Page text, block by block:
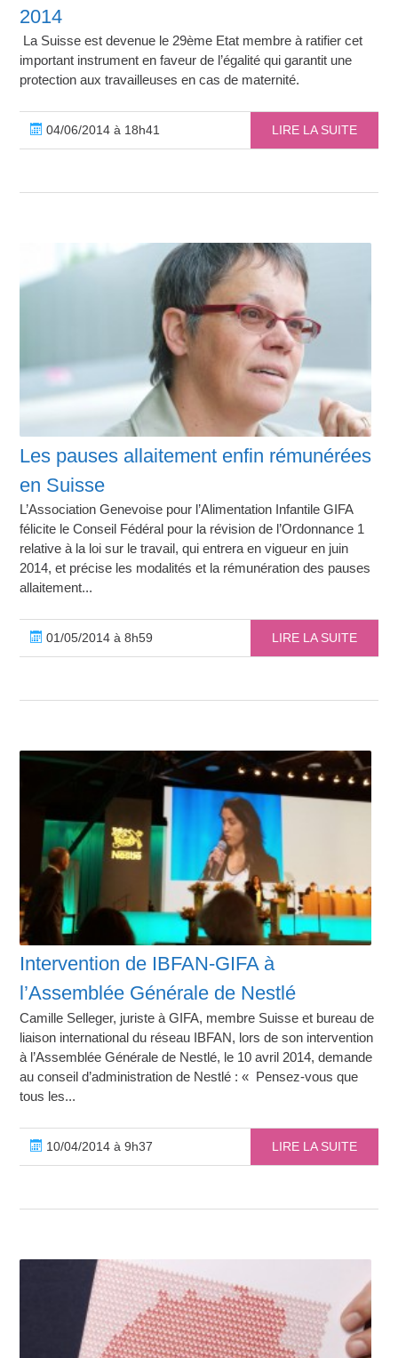
2014
La Suisse est devenue le 29ème Etat membre à ratifier cet
important instrument en faveur de l’égalité qui garantit une
protection aux travailleuses en cas de maternité.
04/06/2014 à 18h41 LIRE LA SUITE
Les pauses allaitement enfin rémunérées
en Suisse
L’Association Genevoise pour l’Alimentation Infantile GIFA
félicite le Conseil Fédéral pour la révision de l’Ordonnance 1
relative à la loi sur le travail, qui entrera en vigueur en juin
2014, et précise les modalités et la rémunération des pauses
allaitement...
01/05/2014 à 8h59 LIRE LA SUITE
Intervention de IBFAN-GIFA à
l’Assemblée Générale de Nestlé
Camille Selleger, juriste à GIFA, membre Suisse et bureau de
liaison international du réseau IBFAN, lors de son intervention
à l’Assemblée Générale de Nestlé, le 10 avril 2014, demande
au conseil d’administration de Nestlé : « Pensez-vous que
tous les...
10/04/2014 à 9h37 LIRE LA SUITE